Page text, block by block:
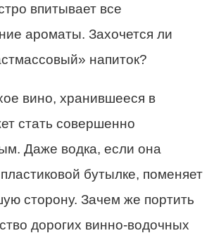
впитывает все
ароматы. Захочется ли
напиток?
вино, хранившееся в
стать совершенно
Даже водка, если она
бутылке, поменяет
сторону. Зачем же портить
дорогих винно-водочных